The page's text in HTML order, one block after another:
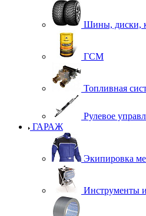
Шины, диски,
ГСМ
Топливная
Рулевое
ГАРАЖ
Экипировка
Инструменты